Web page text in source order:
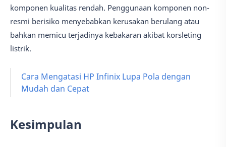
komponen kualitas rendah. Penggunaan komponen non-
resmi berisiko menyebabkan kerusakan berulang atau
bahkan memicu terjadinya kebakaran akibat korsleting
listrik.
Cara Mengatasi HP Infinix Lupa Pola dengan
Mudah dan Cepat
Kesimpulan